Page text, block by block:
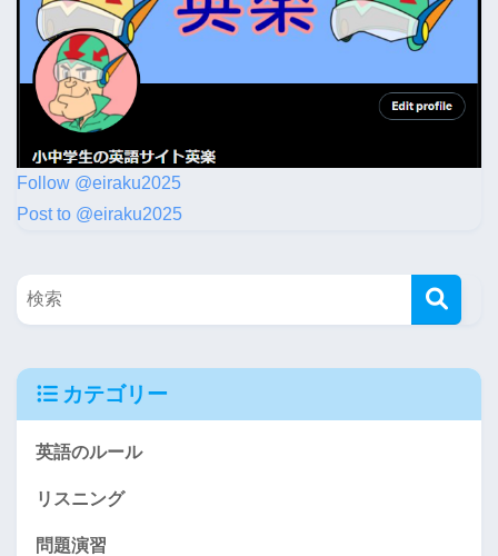
Follow @eiraku2025
Post to @eiraku2025
カテゴリー
英語のルール
リスニング
問題演習